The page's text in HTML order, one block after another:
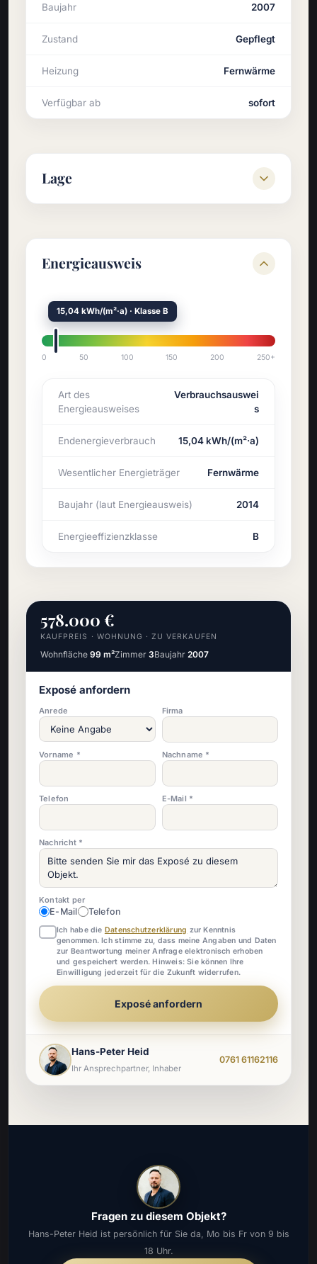
Baujahr 2007
Zustand Gepflegt
Heizung Fernwärme
Verfügbar ab sofort
Lage
Energieausweis
15,04 kWh/(m²·a) · Klasse B
0 50 100 150 200 250+
Art des
Energieausweises
Verbrauchsauswei
s
Endenergieverbrauch 15,04 kWh/(m²·a)
Wesentlicher Energieträger Fernwärme
Baujahr (laut Energieausweis) 2014
Energieeffizienzklasse B
578.000 €
KAUFPREIS · WOHNUNG · ZU VERKAUFEN
Wohnfläche 99 m²Zimmer 3Baujahr 2007
Exposé anfordern
Anrede Firma
Vorname * Nachname *
Telefon E-Mail *
Nachricht *
Kontakt per
E-Mail Telefon
Ich habe die Datenschutzerklärung zur Kenntnis
genommen. Ich stimme zu, dass meine Angaben und Daten
zur Beantwortung meiner Anfrage elektronisch erhoben
und gespeichert werden. Hinweis: Sie können Ihre
Einwilligung jederzeit für die Zukunft widerrufen.
Exposé anfordern
Hans-Peter Heid
Ihr Ansprechpartner, Inhaber
0761 61162116
Fragen zu diesem Objekt?
Hans-Peter Heid ist persönlich für Sie da, Mo bis Fr von 9 bis
18 Uhr.